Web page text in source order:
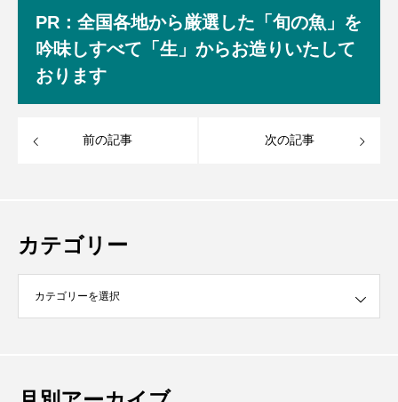
PR：全国各地から厳選した「旬の魚」を
吟味しすべて「生」からお造りいたして
おります
前の記事 次の記事
カテゴリー